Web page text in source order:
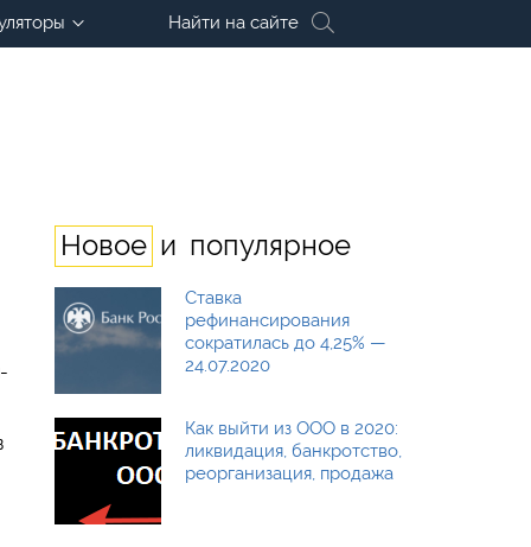
Найти на сайте
Новое и популярное
Ставка
рефинансирования
сократилась до 4,25% —
24.07.2020
Как выйти из ООО в 2020:
ликвидация, банкротство,
реорганизация, продажа